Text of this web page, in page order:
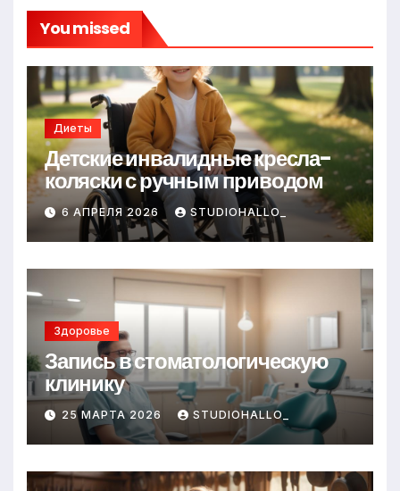
You missed
Диеты
Детские инвалидные кресла-
коляски с ручным приводом
6 АПРЕЛЯ 2026 STUDIOHALLO_
Здоровье
Запись в стоматологическую
клинику
25 МАРТА 2026 STUDIOHALLO_